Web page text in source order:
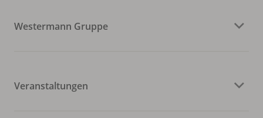
Westermann Gruppe
Veranstaltungen